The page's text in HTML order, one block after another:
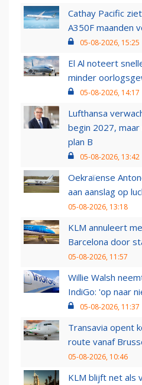
Cathay Pacific
A350F maanden
05-08-2026, 15:25
El Al noteert
minder
05-08-2026, 14:17
Lufthansa
begin 2027,
plan B
05-08-2026, 13:42
Oekraïense
aan aanslag op
05-08-2026, 13:18
KLM annuleert
Barcelona door
05-08-2026, 11:57
Willie Walsh
IndiGo: 'op naar
05-08-2026, 11:37
Transavia opent
route vanaf
05-08-2026, 10:46
KLM blijft net als